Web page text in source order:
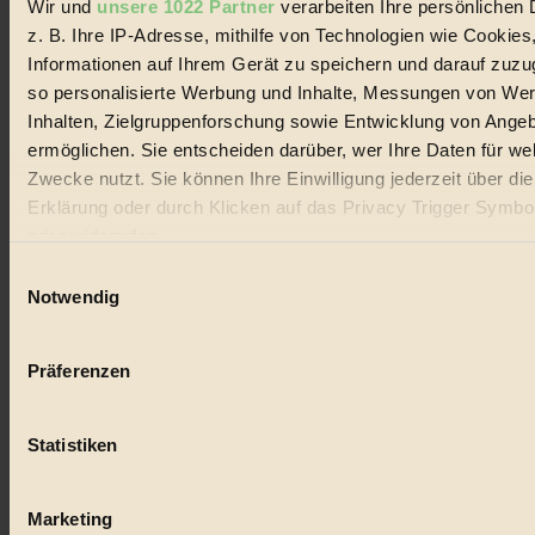
Wir und unsere 1022 Partner verarbeiten Ihre persönlichen
z. B. Ihre IP-Adresse, mithilfe von Technologien wie
Informationen auf Ihrem Gerät zu speichern und darauf
so personalisierte Werbung und Inhalte, Messungen von
Inhalten, Zielgruppenforschung sowie Entwicklung von
ermöglichen. Sie entscheiden darüber, wer Ihre Daten für
Zwecke nutzt. Sie können Ihre Einwilligung jederzeit über
Erklärung oder durch Klicken auf das Privacy Trigger
Wenn Sie es erlauben, würden wir auch gerne:
Ihr Gerät durch aktives Scannen nach bestimmten
Erfahren Sie mehr darüber, wie Ihre persönlichen Daten
Notwendig
Präferenzen
Statistiken
Marketing
Lebensmittel
Natur
kinderbuch
nachhaltig